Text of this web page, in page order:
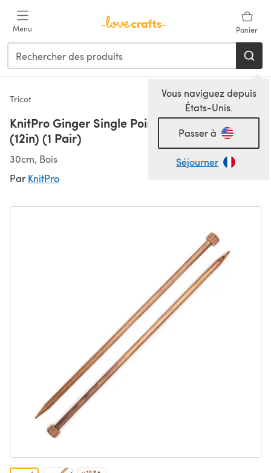
Menu Panier
Vous naviguez depuis
États-Unis.
Passer à
Séjourner
Tricot
KnitPro Ginger Single Point Needles 30cm
(12in) (1 Pair)
30cm, Bois
Par KnitPro